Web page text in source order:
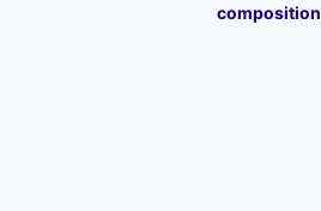
composition